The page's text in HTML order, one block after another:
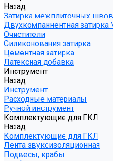
Назад
Затирка межплиточных швов
Двухкомпаннентная затирка
Очистители
Силиконования затирка
Цементная затирка
Латексная добавка
Инструмент
Назад
Инструмент
Расходные материалы
Ручной инструмент
Комплектующие для ГКЛ
Назад
Комплектующие для ГКЛ
Лента звукоизоляционная
Подвесы, крабы